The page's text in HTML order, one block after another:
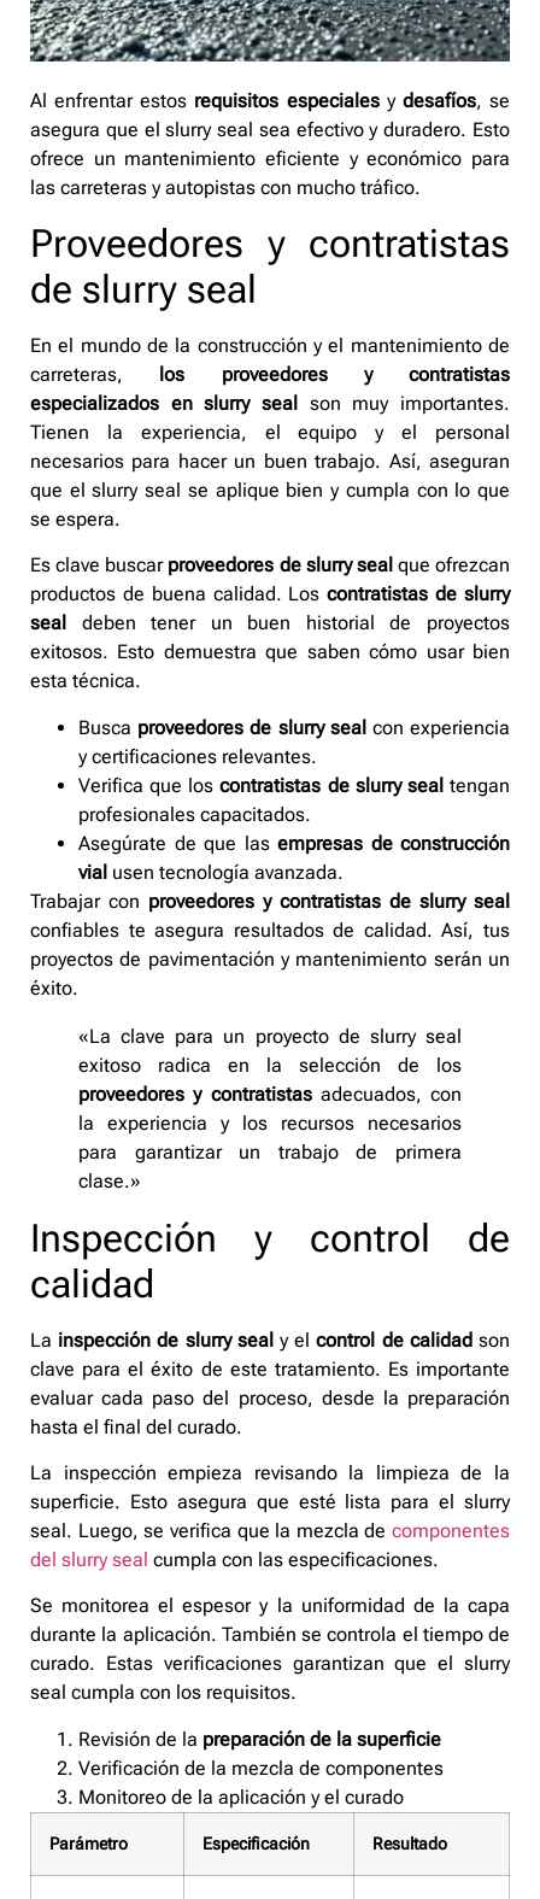
Al enfrentar estos requisitos especialesy desafíos, se
asegura que el slurry seal sea efectivo y duradero. Esto
ofrece un mantenimiento eficiente y económico para
las carreteras y autopistas con mucho tráfico.
Proveedores y contratistas
de slurry seal
En el mundo de la construcción y el mantenimiento de
carreteras, los proveedores y contratistas
especializados en slurry seal son muy importantes.
Tienen la experiencia, el equipo y el personal
necesarios para hacer un buen trabajo. Así, aseguran
que el slurry seal se aplique bien y cumpla con lo que
se espera.
Es clave buscar proveedores de slurry seal que ofrezcan
productos de buena calidad. Loscontratistas de slurry
seal
deben tener un buen historial de proyectos
exitosos. Esto demuestra que saben cómo usar bien
esta técnica.
Busca proveedores de slurry sealcon experiencia
y certificaciones relevantes.
Verifica que loscontratistas de slurry sealtengan
profesionales capacitados.
Asegúrate de que las empresas de construcción
vial usen tecnología avanzada.
Trabajar con proveedores y contratistas de slurry seal
confiables te asegura resultados de calidad. Así, tus
proyectos de pavimentación y mantenimiento serán un
éxito.
«La clave para un proyecto de slurry seal
exitoso radica en la selección de los
proveedores y contratistasadecuados, con
la experiencia y los recursos necesarios
para garantizar un trabajo de primera
clase.»
Inspección y control de
calidad
La inspección de slurry sealy elcontrol de calidadson
clave para el éxito de este tratamiento. Es importante
evaluar cada paso del proceso, desde la preparación
hasta el final del curado.
La inspección empieza revisando la limpieza de la
superficie. Esto asegura que esté lista para el slurry
seal. Luego, se verifica que la mezcla de componentes
del slurry seal cumpla con las especificaciones.
Se monitorea el espesor y la uniformidad de la capa
durante la aplicación. También se controla el tiempo de
curado. Estas verificaciones garantizan que el slurry
seal cumpla con los requisitos.
Revisión de la preparación de la superficie
Verificación de la mezcla de componentes
Monitoreo de la aplicación y el curado
Parámetro Especificación Resultado